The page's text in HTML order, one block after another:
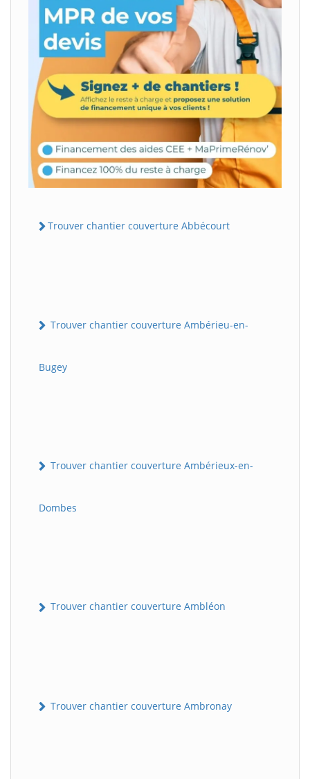
Trouver chantier couverture Abbécourt
Trouver chantier couverture Ambérieu-en-
Bugey
Trouver chantier couverture Ambérieux-en-
Dombes
Trouver chantier couverture Ambléon
Trouver chantier couverture Ambronay